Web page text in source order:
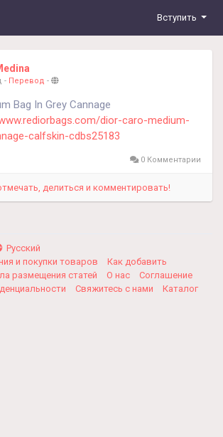
Вступить
- Перевод -
Bag In Grey Cannage
dior-caro-medium-
calfskin-cdbs25183
0 Комментарии
делиться и комментировать!
Русский
и покупки товаров
Как добавить
размещения статей О нас
Соглашение
Свяжитесь с нами Каталог